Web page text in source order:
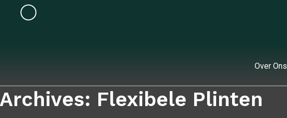
Over Ons
Archives: Flexibele Plinten